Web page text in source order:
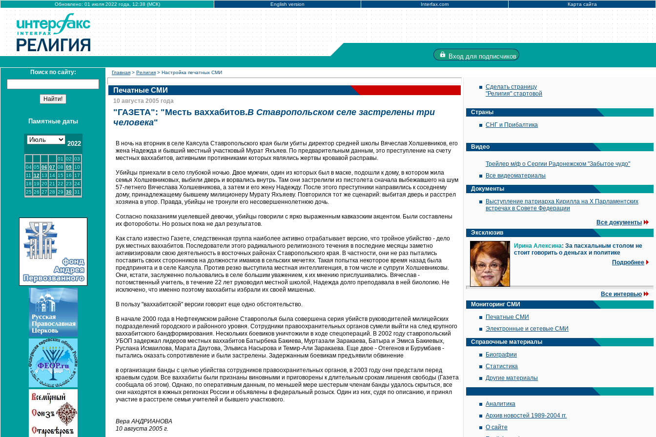
Обновлено: 01 июля 2022 года, 12:38 (МСК) English version Interfax.com Карта сайта
Вход для подписчиков
Поиск по сайту:
Памятные даты
2022
01 02 03
04 05 06 07 08 09 10
11
12 13 14 15 16
17
18 19 20 21 22 23 24
25 26 27 28 29 30 31
Главная > Религия > Настройка печатных СМИ
Печатные СМИ
10 августа 2005 года
"ГАЗЕТА": "Месть ваххабитов.В Ставропольском селе застрелены три
человека"
В ночь на вторник в селе Каясула Ставропольского края были убиты директор средней школы Вячеслав Холшевников, его
жена Надежда и бывший местный участковый Мурат Яхъяев. По предварительным данным, это преступление на счету
местных ваххабитов, активными противниками которых являлись жертвы кровавой расправы.
Убийцы приехали в село глубокой ночью. Двое мужчин, один из которых был в маске, подошли к дому, в котором жила
семья Холшевниковых, выбили дверь и ворвались внутрь. Там они застрелили из пистолета сначала выбежавшего на шум
57-летнего Вячеслава Холшевникова, а затем и его жену Надежду. После этого преступники направились к соседнему
дому, принадлежащему бывшему милиционеру Мурату Яхъяеву. Повторился тот же сценарий: выбитая дверь и расстрел
хозяина в упор. Правда, убийцы не тронули его несовершеннолетнюю дочь.
Согласно показаниям уцелевшей девочки, убийцы говорили с ярко выраженным кавказским акцентом. Были составлены
их фотороботы. Но розыск пока не дал результатов.
Как стало известно Газете, следственная группа наиболее активно отрабатывает версию, что тройное убийство - дело
рук местных ваххабитов. Последователи этого радикального религиозного течения в последние месяцы заметно
активизировали свою деятельность в восточных районах Ставропольского края. В частности, они не раз пытались
поставить своих сторонников на должности имамов в сельских мечетях. Такая попытка некоторое время назад была
предпринята и в селе Каясула. Против резко выступила местная интеллигенция, в том числе и супруги Холшевниковы.
Они, кстати, заслуженно пользовались в селе большим уважением, к их мнению прислушивались. Вячеслав -
потомственный учитель, в течение 22 лет руководил местной школой, Надежда долго преподавала в ней биологию. Не
исключено, что именно поэтому ваххабиты избрали их своей мишенью.
В пользу "ваххабитской" версии говорит еще одно обстоятельство.
В начале 2000 года в Нефтекумском районе Ставрополья была совершена серия убийств руководителей милицейских
подразделений городского и районного уровня. Сотрудники правоохранительных органов сумели выйти на след крупного
ваххабитского бандформирования. Нескольких боевиков уничтожили в ходе спецопераций. В 2002 году ставропольский
УБОП задержал лидеров местных ваххабитов Батырбека Бакиева, Муртазали Заракаева, Батыра и Эмиса Бакиевых,
Руслана Исмаилова, Марата Даутова, Эльвиса Насырова и Темир-Али Заракаева. Еще двое - Отегенов и Бурумбаев -
пытались оказать сопротивление и были застрелены. Задержанным боевикам предъявили обвинение
в организации банды с целью убийства сотрудников правоохранительных органов, в 2003 году они предстали перед
краевым судом. Все ваххабиты были признаны виновными и приговорены к длительным срокам лишения свободы (Газета
сообщала об этом). Однако, по оперативным данным, по меньшей мере шестерым членам банды удалось скрыться, все
они находятся в южных регионах России и объявлены в федеральный розыск. Один из них, судя по описанию, и принял
участие в расстреле семьи учителей и бывшего участкового.
Вера АНДРИАНОВА
10 августа 2005 г.
Сделать страницу
"Религия" стартовой
Страны
СНГ и Прибалтика
Видео
Трейлер м/ф о Сергии Радонежском "Забытое чудо"
Все видеоматериалы
Документы
Выступление патриарха Кирилла на X Парламентских
встречах в Совете Федерации
Все документы
Эксклюзив
Ирина Алексина: За пасхальным столом не
стоит говорить о деньгах и политике
Подробнее
Все интервью
Мониторинг СМИ
Печатные СМИ
Электронные и сетевые СМИ
Справочные материалы
Биографии
Статистика
Другие материалы
Аналитика
Архив новостей 1989-2004 гг.
О сайте